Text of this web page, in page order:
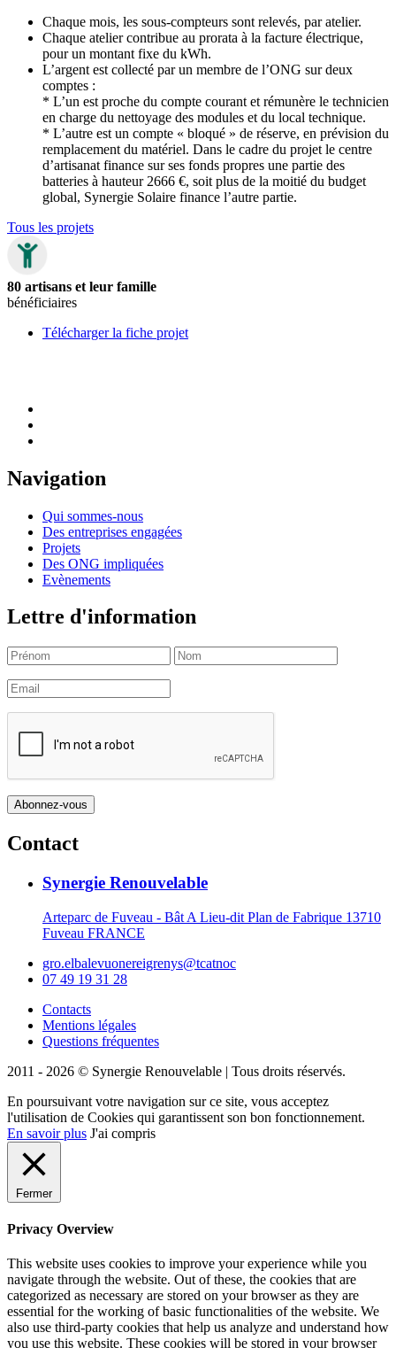
Chaque mois, les sous-compteurs sont relevés, par atelier.
Chaque atelier contribue au prorata à la facture électrique,
pour un montant fixe du kWh.
L’argent est collecté par un membre de l’ONG sur deux
comptes :
* L’un est proche du compte courant et rémunère le technicien
en charge du nettoyage des modules et du local technique.
* L’autre est un compte « bloqué » de réserve, en prévision du
remplacement du matériel. Dans le cadre du projet le centre
d’artisanat finance sur ses fonds propres une partie des
batteries à hauteur 2666 €, soit plus de la moitié du budget
global, Synergie Solaire finance l’autre partie.
Tous les projets
80 artisans et leur famille
bénéficiaires
Télécharger la fiche projet
Navigation
Qui sommes-nous
Des entreprises engagées
Projets
Des ONG impliquées
Evènements
Lettre d'information
Contact
Synergie Renouvelable
Arteparc de Fuveau - Bât A Lieu-dit Plan de Fabrique 13710
Fuveau FRANCE
gro.elbalevuonereigrenys@tcatnoc
07 49 19 31 28
Contacts
Mentions légales
Questions fréquentes
2011 - 2026 © Synergie Renouvelable | Tous droits réservés.
En poursuivant votre navigation sur ce site, vous acceptez
l'utilisation de Cookies qui garantissent son bon fonctionnement.
En savoir plus J'ai compris
Fermer
Privacy Overview
This website uses cookies to improve your experience while you
navigate through the website. Out of these, the cookies that are
categorized as necessary are stored on your browser as they are
essential for the working of basic functionalities of the website. We
also use third-party cookies that help us analyze and understand how
you use this website. These cookies will be stored in your browser